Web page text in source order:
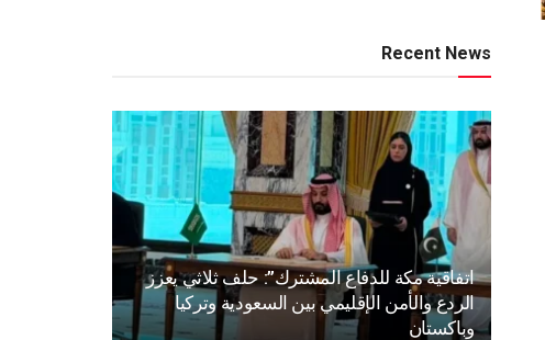
Recent News
اتفاقية مكة للدفاع المشترك”: حلف ثلاثي يعزز
الردع والأمن الإقليمي بين السعودية وتركيا
وباكستان